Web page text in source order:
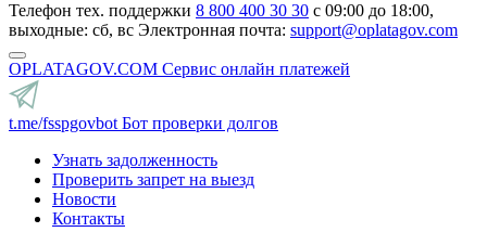
Телефон тех. поддержки 8 800 400 30 30 с 09:00 до 18:00,
выходные: сб, вс Электронная почта: support@oplatagov.com
OPLATAGOV.COM Сервис онлайн платежей
t.me/fsspgovbot Бот проверки долгов
Узнать задолженность
Проверить запрет на выезд
Новости
Контакты